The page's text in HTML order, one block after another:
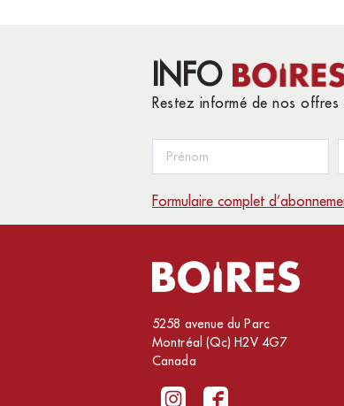
INFO
Restez informé de nos offres
Formulaire complet
5258 avenue du Parc
Montréal (Qc) H2V 4G7
Canada